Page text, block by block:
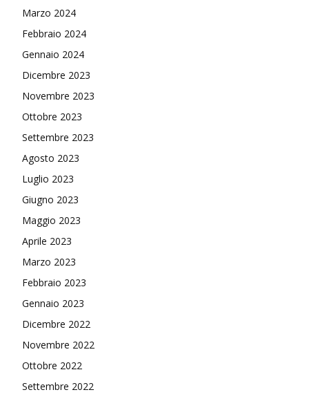
Marzo 2024
Febbraio 2024
Gennaio 2024
Dicembre 2023
Novembre 2023
Ottobre 2023
Settembre 2023
Agosto 2023
Luglio 2023
Giugno 2023
Maggio 2023
Aprile 2023
Marzo 2023
Febbraio 2023
Gennaio 2023
Dicembre 2022
Novembre 2022
Ottobre 2022
Settembre 2022